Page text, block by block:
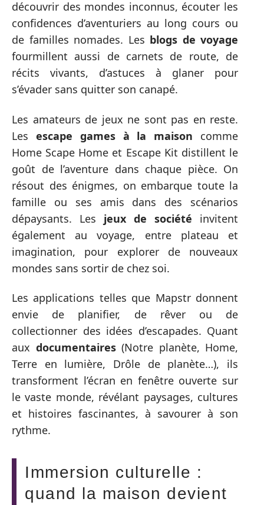
découvrir des mondes inconnus, écouter les
confidences d’aventuriers au long cours ou
de familles nomades. Les blogs de voyage
fourmillent aussi de carnets de route, de
récits vivants, d’astuces à glaner pour
s’évader sans quitter son canapé.
Les amateurs de jeux ne sont pas en reste.
Les escape games à la maison comme
Home Scape Home et Escape Kit distillent le
goût de l’aventure dans chaque pièce. On
résout des énigmes, on embarque toute la
famille ou ses amis dans des scénarios
dépaysants. Les jeux de société invitent
également au voyage, entre plateau et
imagination, pour explorer de nouveaux
mondes sans sortir de chez soi.
Les applications telles que Mapstr donnent
envie de planifier, de rêver ou de
collectionner des idées d’escapades. Quant
aux documentaires(Notre planète, Home,
Terre en lumière, Drôle de planète…), ils
transforment l’écran en fenêtre ouverte sur
le vaste monde, révélant paysages, cultures
et histoires fascinantes, à savourer à son
rythme.
Immersion culturelle :
quand la maison devient